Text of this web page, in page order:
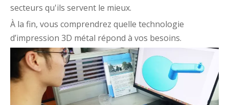
secteurs qu'ils servent le mieux.
À la fin, vous comprendrez quelle technologie
d’impression 3D métal répond à vos besoins.